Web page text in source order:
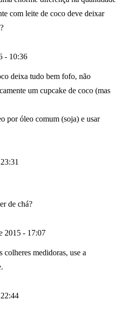
com leite de coco deve deixar
- 10:36
deixa tudo bem fofo, não
um cupcake de coco (mas
por óleo comum (soja) e usar
de chá?
2015 - 17:07
medidoras, use a